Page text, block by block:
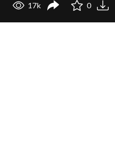
17k 0